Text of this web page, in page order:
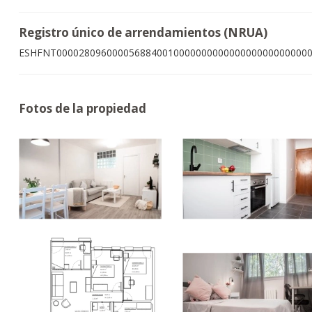
Registro único de arrendamientos (NRUA)
Fotos de la propiedad